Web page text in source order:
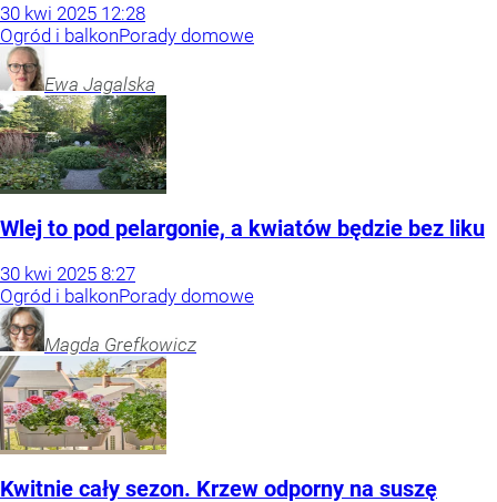
30 kwi 2025 12:28
Ogród i balkonPorady domowe
Ewa Jagalska
Wlej to pod pelargonie, a kwiatów będzie bez liku
30 kwi 2025 8:27
Ogród i balkonPorady domowe
Magda Grefkowicz
Kwitnie cały sezon. Krzew odporny na suszę